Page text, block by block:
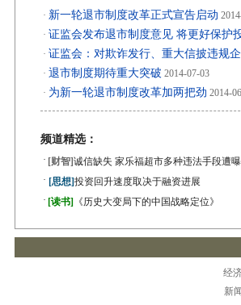
· 新一轮退市制度改革正式宣告启动
· 证监会发布退市制度意见 将更好保护
· 证监会：对欺诈发行、重大信披违规
· 退市制度期待重大突破 2014-07-03
· 为新一轮退市制度改革加两把劲 2014-
频道精选：
· [财智]诚信缺失 家乐福超市多种违法手段遭
· [思想]投资回升速度取决于融资进展
· [读书] 《历史大变局下的中国战略定位》
经
新